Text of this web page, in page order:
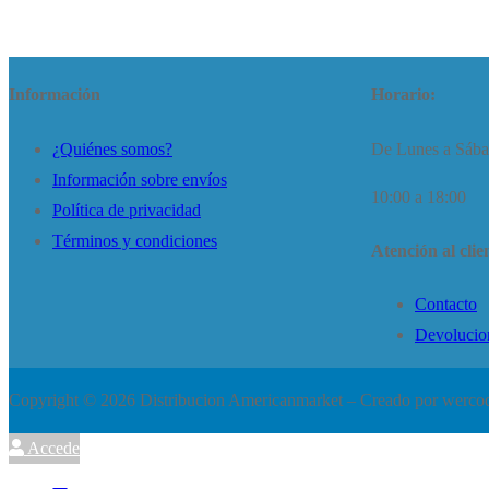
Información
¿Quiénes somos?
Información sobre envíos
Política de privacidad
Términos y condiciones
Horario:
De Lunes a
10:00 a 18:00
Atención al
Contacto
Copyright © 2026 Distribucion Americanmarket – Creado por
Accede